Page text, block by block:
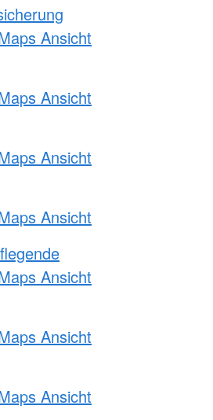
Ansicht
Ansicht
Ansicht
Ansicht
Ansicht
Ansicht
Ansicht